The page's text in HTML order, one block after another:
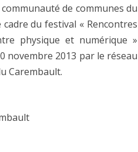
de communes du
du festival « Rencontres
physique et numérique »
novembre 2013 par le réseau
Carembault.